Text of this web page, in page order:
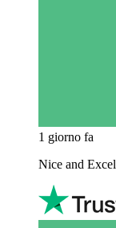
1 giorno fa
Nice and